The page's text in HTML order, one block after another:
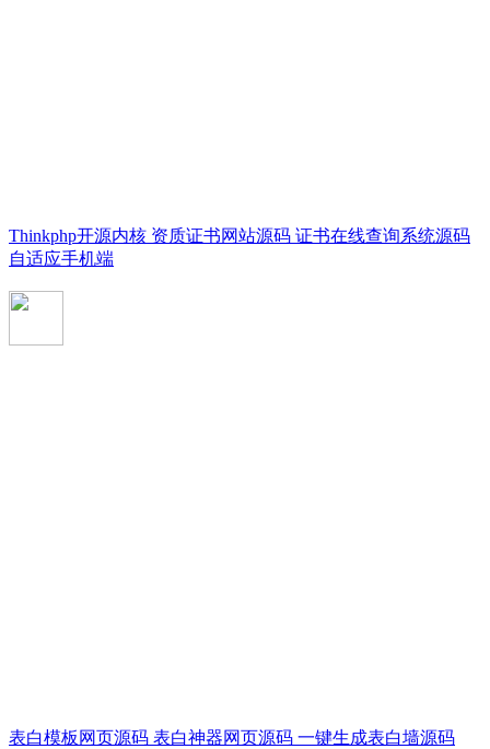
Thinkphp开源内核 资质证书网站源码 证书在线查询系统源码
自适应手机端
表白模板网页源码 表白神器网页源码 一键生成表白墙源码